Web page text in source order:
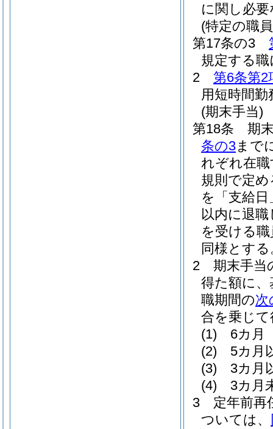
に関し必
(特定の職
第17条の3
規定する
2
第6条第2
用短時間
(期末手当)
第18条
期
条の3まで
れぞれ在
規則で定め
を「支給
以内に退
を受ける
同様とする
2
期末手当
得た額に
職期間の次
合を乗じ
(1)
6カ月
(2)
5カ月
(3)
3カ月
(4)
3カ月
3
定年前再
ついては、